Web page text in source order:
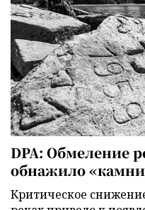
DPA: Обмеление
обнажило «камни
Критическое